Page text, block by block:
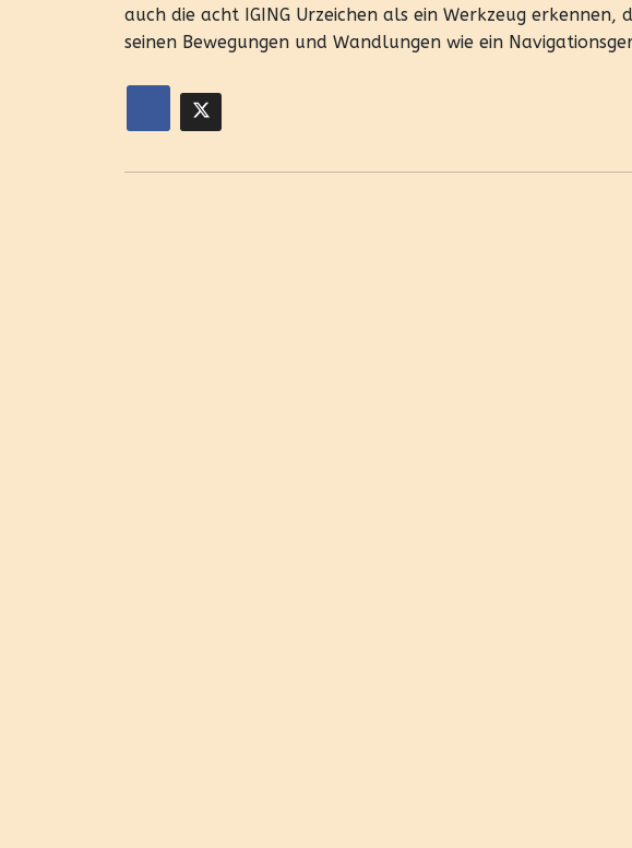
auch die acht IGING Urzeichen als ein Werkzeug erkennen,
seinen Bewegungen und Wandlungen wie ein